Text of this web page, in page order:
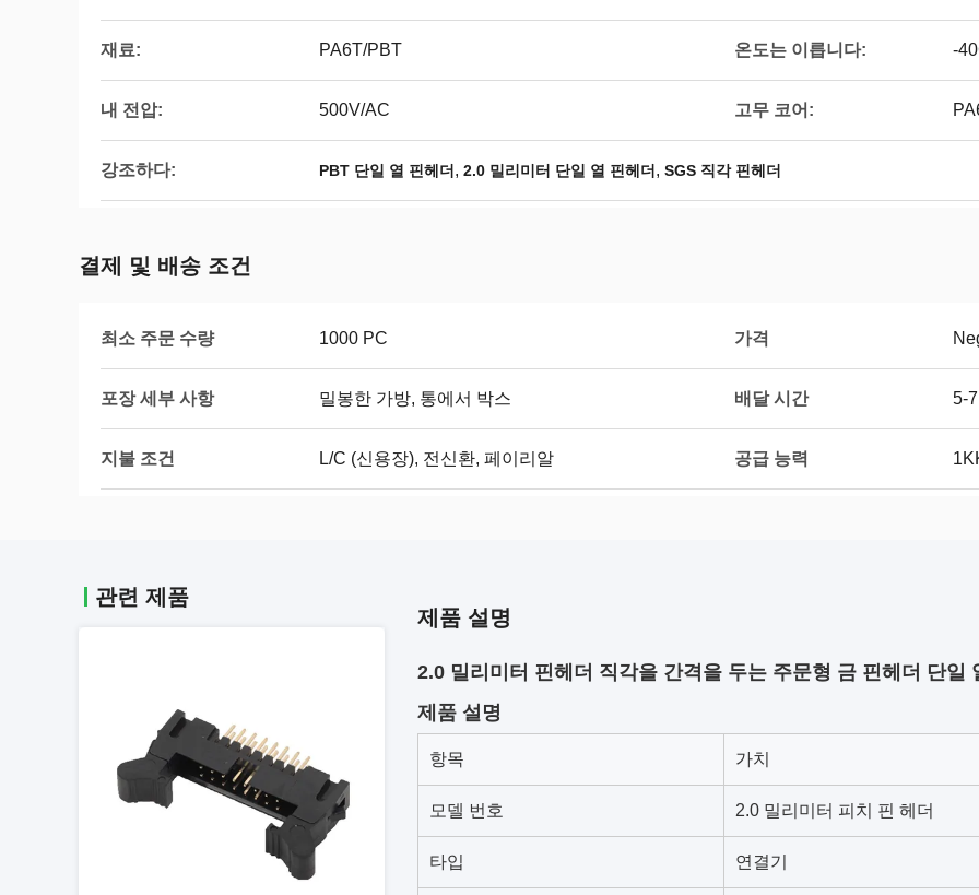
재료: PA6T/PBT 온도는 이릅니다: -
내 전압: 500V/AC 고무 코어:
강조하다: PBT 단일 열 핀헤더 , 2.0 밀리미터 단일 열 핀헤더 , SGS 직각 핀헤더
결제 및 배송 조건
최소 주문 수량 1000 PC 가격
포장 세부 사항 밀봉한 가방, 통에서 박스 배달 시간 5-
지불 조건 L/C (신용장), 전신환, 페이리알 공급 능력
관련 제품
제품 설명
2.0 밀리미터 핀헤더 직각을 간격을 두는 주문형 금 핀헤더 단일
제품 설명
항목 가치
모델 번호 2.0 밀리미터 피치 핀 헤더
타입 연결기